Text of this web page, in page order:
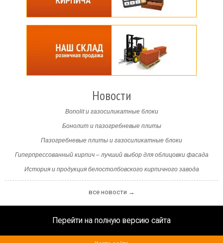
Новости
Bonolit и газосиликатные блоки
Бонолит и пазогребневые плиты
Пазогребневые плиты и газосиликатные блоки
Гиперпрессованный кирпич – лучший выбор для облицовки фасада
История и продукция белостолбовского кирпичного завода
все новости →
Перейти на полную версию сайта